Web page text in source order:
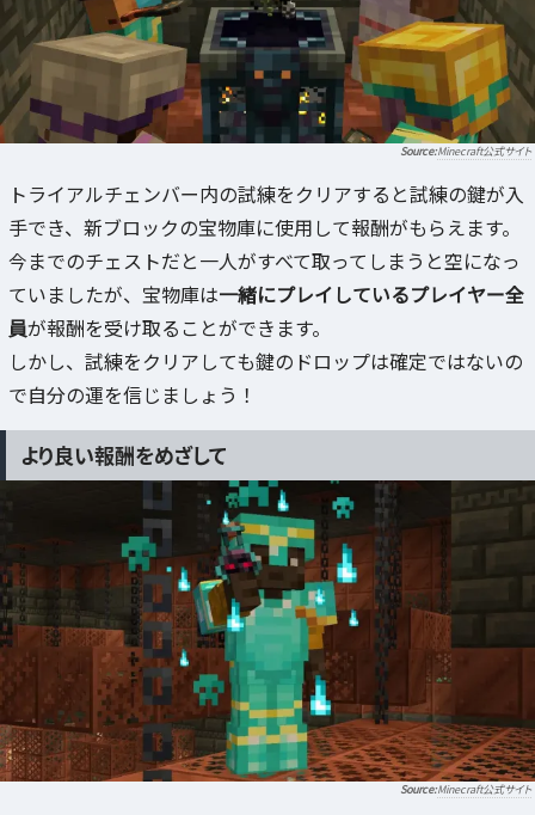
Minecraft公式サイト
トライアルチェンバー内の試練をクリアすると試練の鍵が入
手でき、新ブロックの宝物庫に使用して報酬がもらえます。
今までのチェストだと一人がすべて取ってしまうと空になっ
ていましたが、宝物庫は一緒にプレイしているプレイヤー全
員が報酬を受け取ることができます。
しかし、試練をクリアしても鍵のドロップは確定ではないの
で自分の運を信じましょう！
より良い報酬をめざして
Minecraft公式サイト